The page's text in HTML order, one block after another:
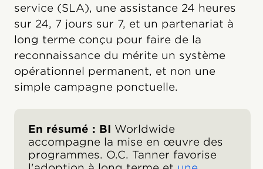
service (SLA), une assistance 24 heures
sur 24, 7 jours sur 7, et un partenariat à
long terme conçu pour faire de la
reconnaissance du mérite un système
opérationnel permanent, et non une
simple campagne ponctuelle.
En résumé : BI Worldwide
accompagne la mise en œuvre des
programmes. O.C. Tanner favorise